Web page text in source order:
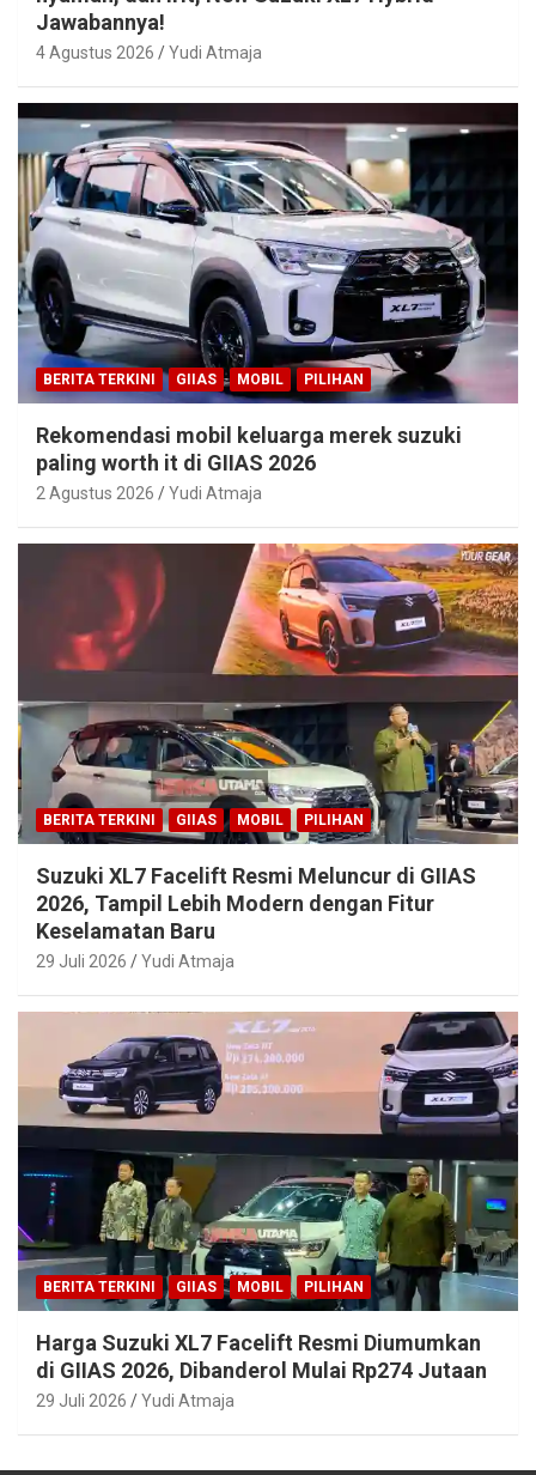
Jawabannya!
4 Agustus 2026 Yudi Atmaja
BERITA TERKINI GIIAS MOBIL PILIHAN
Rekomendasi mobil keluarga merek suzuki
paling worth it di GIIAS 2026
2 Agustus 2026 Yudi Atmaja
BERITA TERKINI GIIAS MOBIL PILIHAN
Suzuki XL7 Facelift Resmi Meluncur di GIIAS
2026, Tampil Lebih Modern dengan Fitur
Keselamatan Baru
29 Juli 2026 Yudi Atmaja
BERITA TERKINI GIIAS MOBIL PILIHAN
Harga Suzuki XL7 Facelift Resmi Diumumkan
di GIIAS 2026, Dibanderol Mulai Rp274 Jutaan
29 Juli 2026 Yudi Atmaja